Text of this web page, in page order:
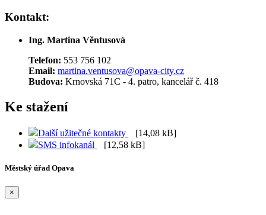
Kontakt:
Ing. Martina Věntusová
Telefon: 553 756 102
Email: martina.ventusova@opava-city.cz
Budova: Krnovská 71C - 4. patro, kancelář č. 418
Ke stažení
Další užitečné kontakty
[14,08 kB]
SMS infokanál
[12,58 kB]
Městský úřad Opava
×